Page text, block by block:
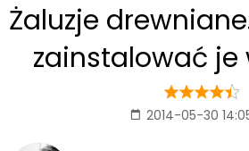
Żaluzje
zainstalować je
2014-05-30